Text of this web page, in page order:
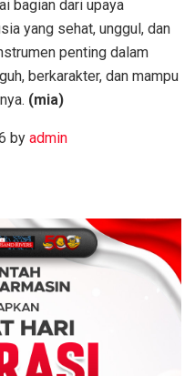
bagian dari upaya
yang sehat, unggul, dan
penting dalam
berkarakter, dan mampu
(mia)
by admin